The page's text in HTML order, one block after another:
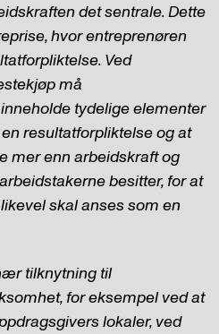
det sentrale. Dette
hvor entreprenøren
Ved
må
tydelige elementer
resultatforpliktelse og at
mer enn arbeidskraft og
besitter, for at
skal anses som en
tilknytning til
for eksempel ved at
lokaler, ved